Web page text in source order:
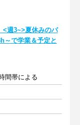
<週3~>夏休みのバ
～で学業＆予定と
間帯による